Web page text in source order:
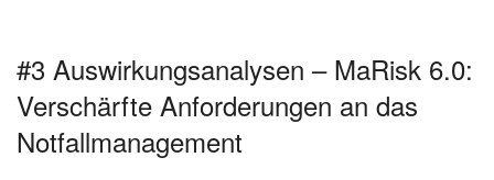
#3 Auswirkungsanalysen – MaRisk 6.0:
Verschärfte Anforderungen an das
Notfallmanagement